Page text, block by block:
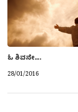
ಓ ಶಿವನೇ….
28/01/2016